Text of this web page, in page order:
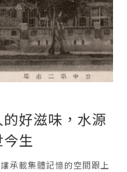
好滋味，水源
生
承載集體記憶的空間跟上